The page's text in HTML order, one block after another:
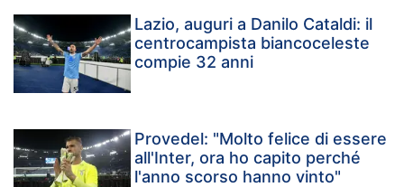
Lazio, auguri a Danilo Cataldi: il
centrocampista biancoceleste
compie 32 anni
Provedel: "Molto felice di essere
all'Inter, ora ho capito perché
l'anno scorso hanno vinto"